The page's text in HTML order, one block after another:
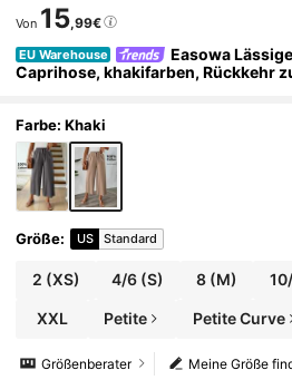
Von 15,99€
EU Warehouse
Easowa
Caprihose, khakifarben, Rückkehr
Farbe: Khaki
Größe: US Standard
2 (XS) 4/6 (S) 8(M)
XXL Petite Petite Curve
Meine Größe
Größenberater